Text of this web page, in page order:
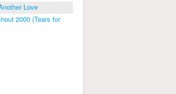
Love
2000 (Tears for